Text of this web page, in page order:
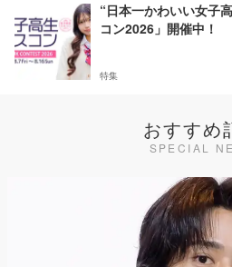
“日本一かわいい女子
コン2026」開催中！
特集
おすすめ
SPECIAL